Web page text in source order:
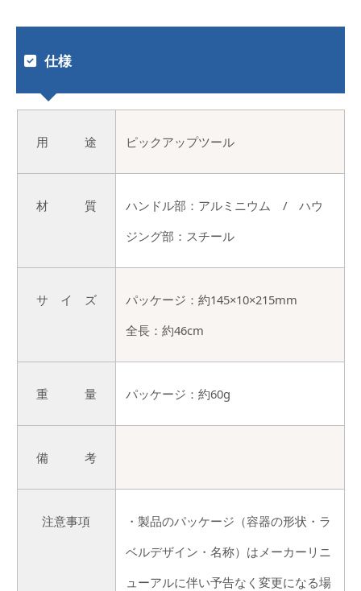
仕様
用 途 ピックアップツール
材 質
ハンドル部：アルミニウム / ハウ
ジング部：スチール
サ イ ズ
パッケージ：約145×10×215mm
全長：約46cm
重 量 パッケージ：約60g
備 考
注意事項
・製品のパッケージ（容器の形状・ラ
ベルデザイン・名称）はメーカーリニ
ューアルに伴い予告なく変更になる場